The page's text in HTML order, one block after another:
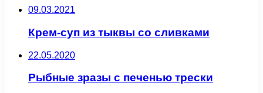
09.03.2021
Крем-суп из тыквы со сливками
22.05.2020
Рыбные зразы с печенью трески